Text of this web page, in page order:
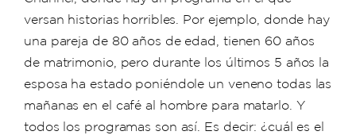
versan historias horribles. Por ejemplo, donde hay
una pareja de 80 años de edad, tienen 60 años
de matrimonio, pero durante los últimos 5 años la
esposa ha estado poniéndole un veneno todas las
mañanas en el café al hombre para matarlo. Y
todos los programas son así. Es decir: ¿cuál es el